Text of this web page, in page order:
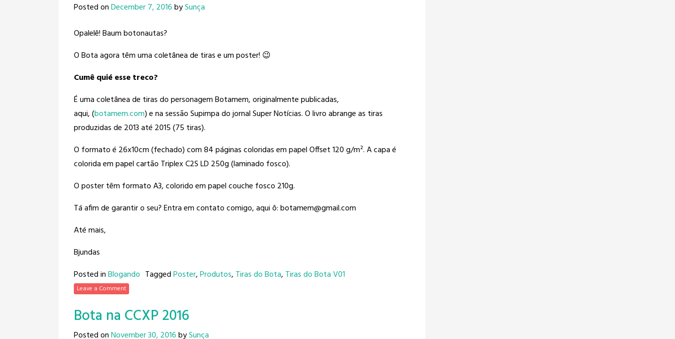
Posted onDecember 7, 2016bySunça
Opalelê! Baum botonautas?
O Bota agora têm uma coletânea de tiras e um poster! 😉
Cumê quié esse treco?
É uma coletânea de tiras do personagem Botamem, originalmente publicadas,
aqui, (botamem.com) e na sessão Supimpa do jornal Super Notícias. O livro abrange as tiras
produzidas de 2013 até 2015 (75 tiras).
O formato é 26x10cm (fechado) com 84 páginas coloridas em papel Offset 120 g/m². A capa é
colorida em papel cartão Triplex C2S LD 250g (laminado fosco).
O poster têm formato A3, colorido em papel couche fosco 210g.
Tá afim de garantir o seu? Entra em contato comigo, aqui ô: botamem@gmail.com
Até mais,
Bjundas
Posted inBlogando TaggedPoster,Produtos, Tiras do Bota, Tiras do Bota V01
Leave a Comment
Bota na CCXP 2016
Posted onNovember 30, 2016bySunça